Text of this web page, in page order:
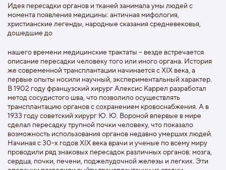
Идея пересадки органов и тканей занимала умы людей с
момента появления медицины: античная мифология,
христианские легенды, народные сказания средневековья,
дошедшие до
нашего времени медицинские трактаты – везде встречается
описание пересадки человеку того или иного органа. История
же современной трансплантации начинается с XIX века, а
первые опыты носили научный, экспериментальный характер.
В 1902 году французский хирург Алексис Каррел разработал
метод сосудистого шва, что позволило осуществлять
трансплантацию органов с сохранением кровоснабжения. А в
1933 году советский хирург Ю. Ю. Вороной впервые в мире
сделал пересадку трупной почки человеку, что показало
возможность использования органов недавно умерших людей.
Начиная с 30-х годов XIX века врачи и ученые по всему миру
проводили ряд знаковых пересадок различных органов: мозга,
сердца, почки, печени, поджелудочной железы и легких. Эти